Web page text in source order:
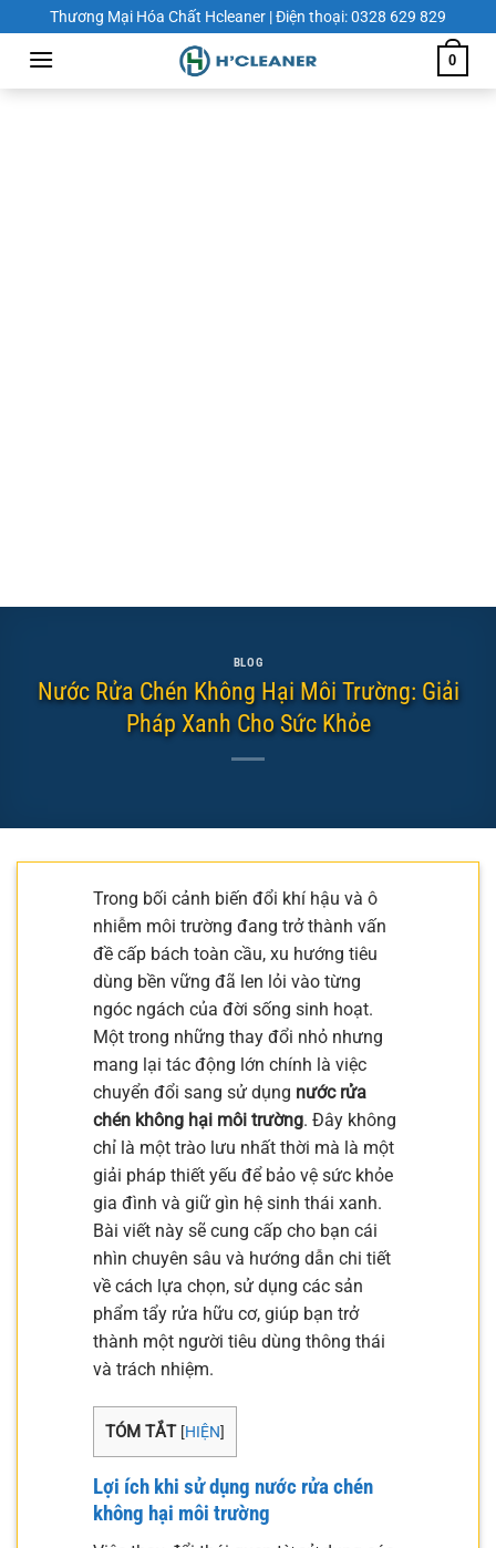
Chuyển
đến
dung
Thương Mại Hóa Chất Hcleaner | Điện thoại: 0328 629 829
0
BLOG
Nước Rửa Chén Không Hại Môi Trường: Giải
Pháp Xanh Cho Sức Khỏe
Trong bối cảnh biến đổi khí hậu và ô
nhiễm môi trường đang trở thành vấn
đề cấp bách toàn cầu, xu hướng tiêu
dùng bền vững đã len lỏi vào từng
ngóc ngách của đời sống sinh hoạt.
Một trong những thay đổi nhỏ nhưng
mang lại tác động lớn chính là việc
chuyển đổi sang sử dụng nước rửa
chén không hại môi trường. Đây không
chỉ là một trào lưu nhất thời mà là một
giải pháp thiết yếu để bảo vệ sức khỏe
gia đình và giữ gìn hệ sinh thái xanh.
Bài viết này sẽ cung cấp cho bạn cái
nhìn chuyên sâu và hướng dẫn chi tiết
về cách lựa chọn, sử dụng các sản
phẩm tẩy rửa hữu cơ, giúp bạn trở
thành một người tiêu dùng thông thái
và trách nhiệm.
TÓM TẮT [HIỆN]
Lợi ích khi sử dụng nước rửa chén
không hại môi trường